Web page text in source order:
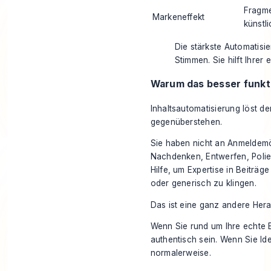
Markeneffekt
Die stärkste
Stimmen. Sie hilft Ihrer
Warum das besser
Inhaltsautomatisierung löst
gegenüberstehen.
Sie haben nicht an
Nachdenken, Entwerfen,
Hilfe, um Expertise in
oder generisch zu klingen.
Das ist eine ganz andere
Wenn Sie rund um Ihre
authentisch sein. Wenn Sie
normalerweise.